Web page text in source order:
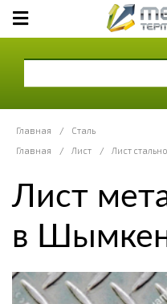
Главная /
Сталь
Главная
/ Лист / Лист
Лист
в